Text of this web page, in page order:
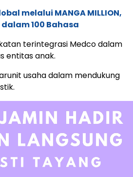
melalui MANGA MILLION,
100 Bahasa
terintegrasi Medco dalam
entitas anak.
usaha dalam mendukung